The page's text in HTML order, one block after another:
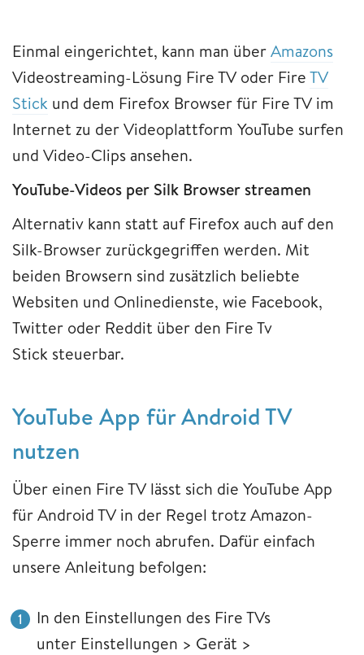
Einmal eingerichtet, kann man überAmazons
Videostreaming-Lösung Fire TV oder FireTV
Stick und dem Firefox Browser für Fire TV im
Internet zu der Videoplattform YouTube surfen
und Video-Clips ansehen.
YouTube-Videos per Silk Browser streamen
Alternativ kann statt auf Firefox auch auf den
Silk-Browser zurückgegriffen werden. Mit
beiden Browsern sind zusätzlich beliebte
Websiten und Onlinedienste, wie Facebook,
Twitter oder Reddit über den Fire Tv
Stick steuerbar.
YouTube App für Android TV
nutzen
Über einen Fire TV lässt sich die YouTube App
für Android TV in der Regel trotz Amazon-
Sperre immer noch abrufen. Dafür einfach
unsere Anleitung befolgen:
In den Einstellungen des Fire TVs
unter Einstellungen > Gerät >